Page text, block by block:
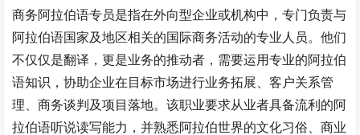
商务阿拉伯语专员是指在外向型企业或机构中，专门负责与
阿拉伯语国家及地区相关的国际商务活动的专业人员。他们
不仅仅是翻译，更是业务的推动者，需要运用专业的阿拉伯
语知识，协助企业在目标市场进行业务拓展、客户关系管
理、商务谈判及项目落地。该职业要求从业者具备流利的阿
拉伯语听说读写能力，并熟悉阿拉伯世界的文化习俗、商业